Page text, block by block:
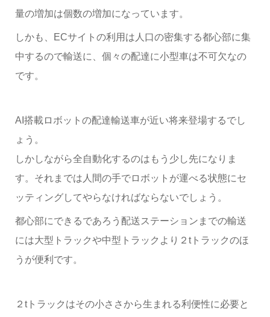
量の増加は個数の増加になっています。
しかも、ECサイトの利用は人口の密集する都心部に集
中するので輸送に、個々の配達に小型車は不可欠なの
です。
AI搭載ロボットの配達輸送車が近い将来登場するでし
ょう。
しかしながら全自動化するのはもう少し先になりま
す。 それまでは人間の手でロボットが運べる状態にセ
ッティングしてやらなければならないでしょう。
都心部にできるであろう配送ステーションまでの輸送
には大型トラックや中型トラックより２tトラックのほ
うが便利です。
２tトラックはその小ささから生まれる利便性に必要と